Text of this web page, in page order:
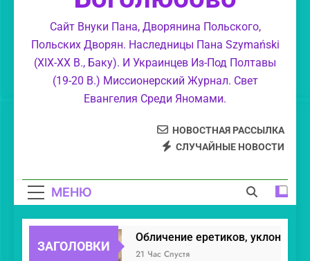
суемудрие.
Свет Православия.
Моя колыбель и Святое Православие.
Маргарит Духовный.
Сайт Внуки Пана, Дворянина Польского,
Польских Дворян. Наследницы Пана Szymański
(XIX-XX В., Баку). И Украинцев Из-Под Полтавы
(19-20 В.) Миссионерский Журнал. Свет
Евангелия Среди Яномами.
НОВОСТНАЯ РАССЫЛКА
СЛУЧАЙНЫЕ НОВОСТИ
МЕНЮ
ЗАГОЛОВКИ
Обличение еретиков,
21 Час Спустя